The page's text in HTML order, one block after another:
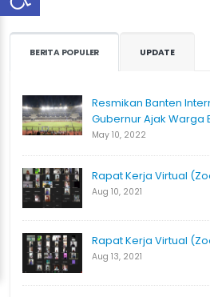
BERITA POPULER UPDATE
Resmikan Banten
Gubernur Ajak Warga
May 10, 2022
Rapat Kerja Virtual
Aug 10, 2021
Rapat Kerja Virtual
Aug 13, 2021